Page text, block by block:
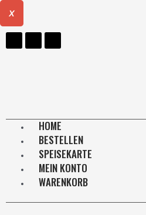
X
HOME
BESTELLEN
SPEISEKARTE
MEIN KONTO
WARENKORB